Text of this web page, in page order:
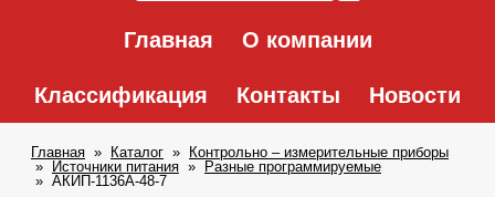
Главная О компании
Классификация Контакты Новости
Главная Каталог
Контрольно – измерительные приборы
Источники питания
Разные программируемые
АКИП-1136A-48-7